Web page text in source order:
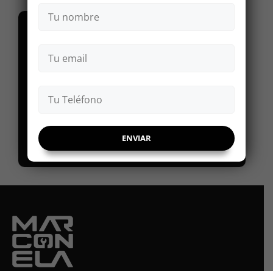
Aire acondicionado
Movilidad eléctrica
Tips